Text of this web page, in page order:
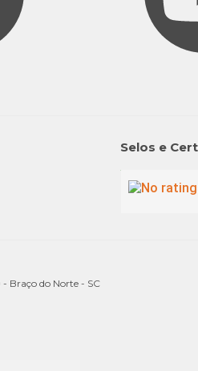
Selos e
Braço do Norte - SC